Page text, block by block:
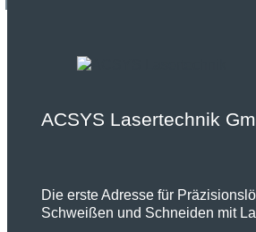
ACSYS Lasertechnik
Die erste Adresse für
Schweißen und Schneiden mit